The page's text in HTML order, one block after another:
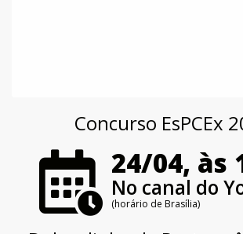
Concurso EsPCEx
24/04, às
No canal do
(horário de Brasília)